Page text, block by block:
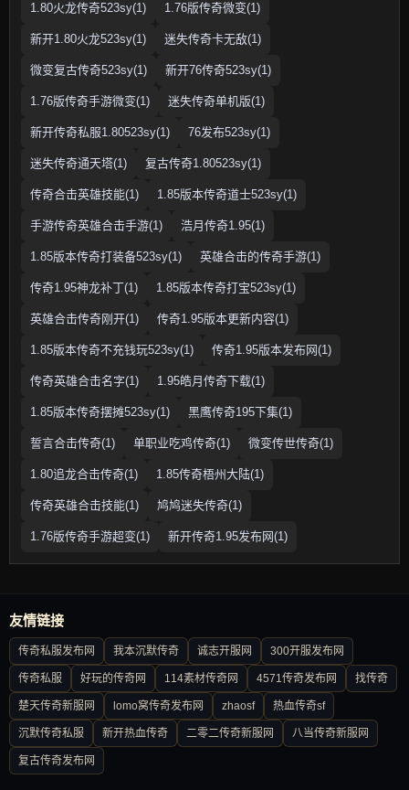
1.80火龙传奇523sy(1) 1.76版传奇微变(1)
新开1.80火龙523sy(1) 迷失传奇卡无敌(1)
微变复古传奇523sy(1) 新开76传奇523sy(1)
1.76版传奇手游微变(1) 迷失传奇单机版(1)
新开传奇私服1.80523sy(1) 76发布523sy(1)
迷失传奇通天塔(1) 复古传奇1.80523sy(1)
传奇合击英雄技能(1) 1.85版本传奇道士523sy(1)
手游传奇英雄合击手游(1) 浩月传奇1.95(1)
1.85版本传奇打装备523sy(1) 英雄合击的传奇手游(1)
传奇1.95神龙补丁(1) 1.85版本传奇打宝523sy(1)
英雄合击传奇刚开(1) 传奇1.95版本更新内容(1)
1.85版本传奇不充钱玩523sy(1) 传奇1.95版本发布网(1)
传奇英雄合击名字(1) 1.95皓月传奇下载(1)
1.85版本传奇摆摊523sy(1) 黑鹰传奇195下集(1)
誓言合击传奇(1) 单职业吃鸡传奇(1) 微变传世传奇(1)
1.80追龙合击传奇(1) 1.85传奇梧州大陆(1)
传奇英雄合击技能(1) 鸠鸠迷失传奇(1)
1.76版传奇手游超变(1) 新开传奇1.95发布网(1)
友情链接
传奇私服发布网 我本沉默传奇 诚志开服网 300开服发布网
传奇私服 好玩的传奇网 114素材传奇网 4571传奇发布网 找传奇
楚天传奇新服网 lomo窝传奇发布网 zhaosf 热血传奇sf
沉默传奇私服 新开热血传奇 二零二传奇新服网 八当传奇新服网
复古传奇发布网